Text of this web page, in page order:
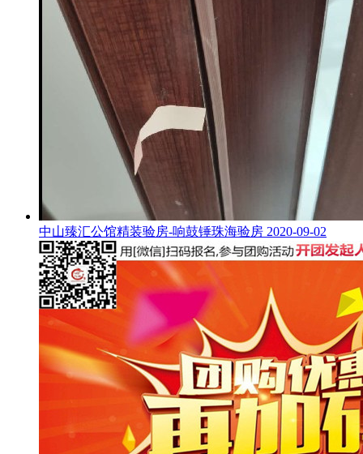
中山臻汇公馆精装验房-响鼓锤珠海验房 2020-09-02